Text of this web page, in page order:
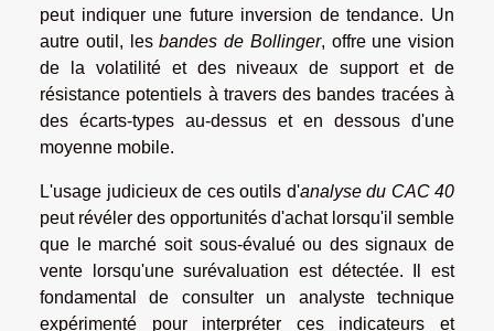
peut indiquer une future inversion de tendance. Un
autre outil, lesbandes de Bollinger, offre une vision
de la volatilité et des niveaux de support et de
résistance potentiels à travers des bandes tracées à
des écarts-types au-dessus et en dessous d'une
moyenne mobile.
L'usage judicieux de ces outils d'analyse du CAC 40
peut révéler des opportunités d'achat lorsqu'il semble
que le marché soit sous-évalué ou des signaux de
vente lorsqu'une surévaluation est détectée. Il est
fondamental de consulter un analyste technique
expérimenté pour interpréter ces indicateurs et